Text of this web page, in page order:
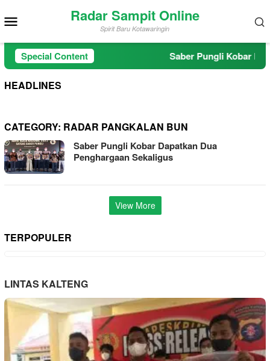
to
Menu
Radar Sampit Online
Spirit Baru Kotawaringin
Special Content Saber Pungli Kobar
HEADLINES
CATEGORY: RADAR PANGKALAN BUN
Saber Pungli Kobar Dapatkan Dua
Penghargaan Sekaligus
View More
TERPOPULER
LINTAS KALTENG